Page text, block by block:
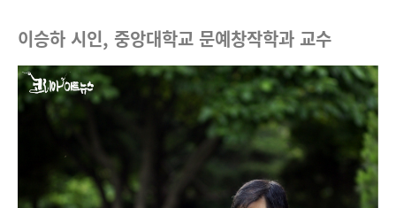
이승하 시인, 중앙대학교 문예창작학과 교수